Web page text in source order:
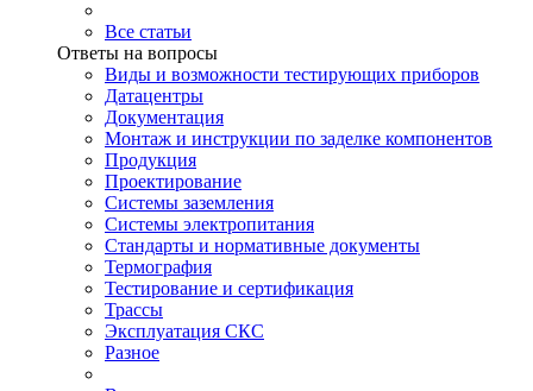
Все статьи
Ответы на вопросы
Виды и возможности тестирующих приборов
Датацентры
Документация
Монтаж и инструкции по заделке компонентов
Продукция
Проектирование
Системы заземления
Системы электропитания
Стандарты и нормативные документы
Термография
Тестирование и сертификация
Трассы
Эксплуатация СКС
Разное